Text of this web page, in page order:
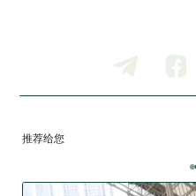
推荐给您